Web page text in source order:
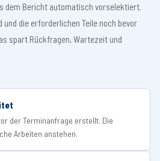
dem Bericht automatisch vorselektiert.
die erforderlichen Teile noch bevor
spart Rückfragen, Wartezeit und
der Terminanfrage erstellt. Die
Arbeiten anstehen.